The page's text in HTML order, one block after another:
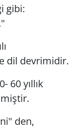
gibi:
dil devrimidir.
60 yıllık
den,